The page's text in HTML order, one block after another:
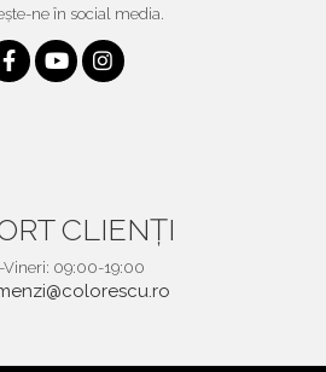
ne în social media.
CLIENȚI
Vineri: 09:00-19:00